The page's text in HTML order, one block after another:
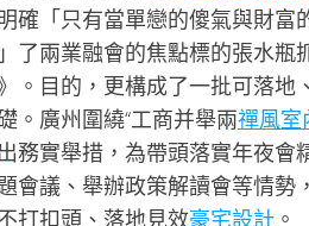
確「只有當單戀的傻氣與財
了兩業融會的焦點標的張水
。目的，更構成了一批可落
。廣州圍繞“工商并舉兩禪風室
務實舉措，為帶頭落實年夜會
會議、舉辦政策解讀會等情
打扣頭、落地見效豪宅設計 。